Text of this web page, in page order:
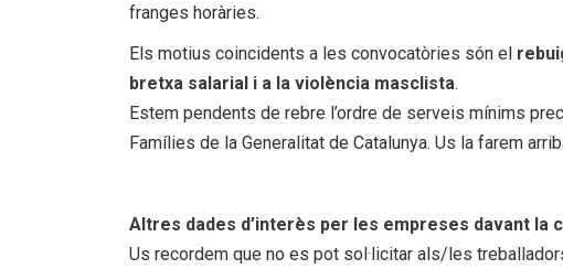
franges horàries.
Els motius coincidents a les convocatòries són el
bretxa salarial i a la violència masclista.
Estem pendents de rebre l’ordre de serveis mínims
Famílies de la Generalitat de Catalunya. Us la farem
Altres dades d’interès per les empreses davant la
Us recordem que no es pot sol·licitar als/les